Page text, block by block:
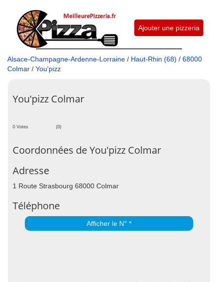
Ajouter une pizzeria
Alsace-Champagne-Ardenne-Lorraine / Haut-Rhin (68) / 68000
Colmar / You'pizz
You'pizz Colmar
0 Votes (0)
Coordonnées de You'pizz Colmar
Adresse
1 Route Strasbourg 68000 Colmar
Téléphone
Afficher le N° *